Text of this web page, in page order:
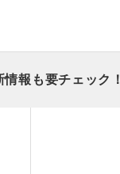
報も要チェック！